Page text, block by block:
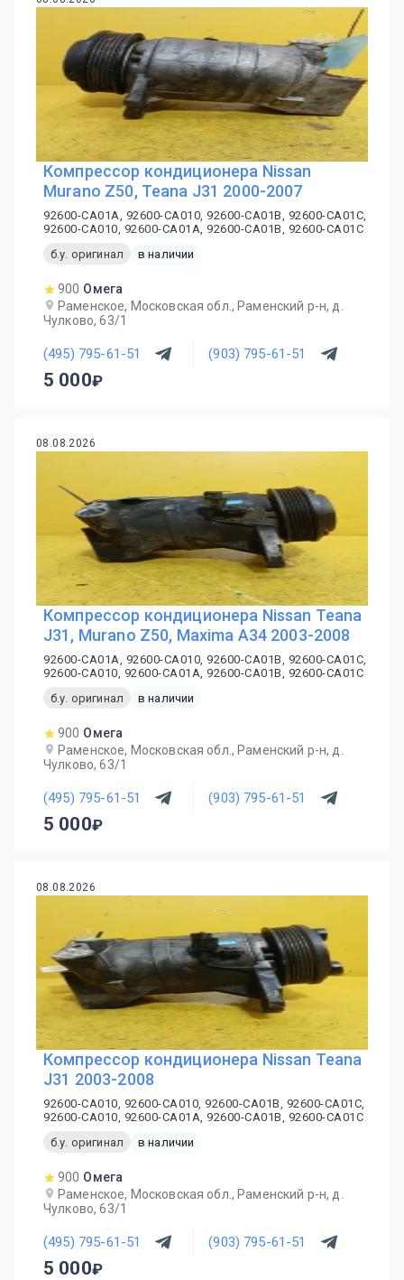
Компрессор кондиционера Nissan
Murano Z50, Teana J31 2000-2007
92600-CA01A, 92600-CA010, 92600-CA01B, 92600-CA01C,
92600-CA010, 92600-CA01A, 92600-CA01B, 92600-CA01C
б.у. оригинал
в наличии
900 Омега
Раменское, Московская обл., Раменский р-н, д.
Чулково, 63/1
(495) 795-61-51 (903) 795-61-51
5 000
08.08.2026
Компрессор кондиционера Nissan Teana
J31, Murano Z50, Maxima A34 2003-2008
92600-CA01A, 92600-CA010, 92600-CA01B, 92600-CA01C,
92600-CA010, 92600-CA01A, 92600-CA01B, 92600-CA01C
б.у. оригинал
в наличии
900 Омега
Раменское, Московская обл., Раменский р-н, д.
Чулково, 63/1
(495) 795-61-51 (903) 795-61-51
5 000
08.08.2026
Компрессор кондиционера Nissan Teana
J31 2003-2008
92600-CA010, 92600-CA010, 92600-CA01B, 92600-CA01C,
92600-CA010, 92600-CA01A, 92600-CA01B, 92600-CA01C
б.у. оригинал
в наличии
900 Омега
Раменское, Московская обл., Раменский р-н, д.
Чулково, 63/1
(495) 795-61-51 (903) 795-61-51
5 000